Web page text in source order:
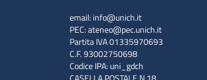
email: info@unich.it
PEC:ateneo@pec.unich.it
Partita IVA 01335970693
C.F. 93002750698
Codice IPA: uni_gdch